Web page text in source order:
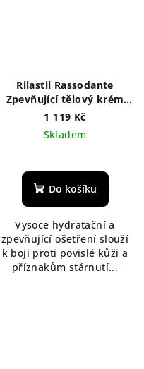
Rilastil Rassodante
Zpevňující tělový krém
200 ml
1 119 Kč
Skladem
Do košíku
Vysoce hydratační a
zpevňující ošetření slouží
k boji proti povislé kůži a
příznakům stárnutí...